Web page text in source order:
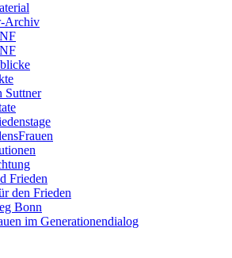
Archiv
Suttner
Frieden
den Frieden
Bonn
im Generationendialog